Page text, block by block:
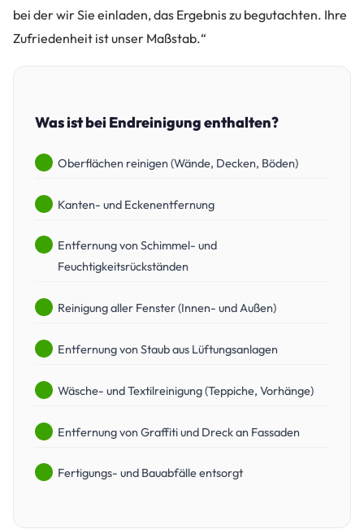
bei der wir Sie einladen, das Ergebnis zu begutachten. Ihre
Zufriedenheit ist unser Maßstab.“
Was ist bei Endreinigung enthalten?
Oberflächen reinigen (Wände, Decken, Böden)
Kanten- und Eckenentfernung
Entfernung von Schimmel- und
Feuchtigkeitsrückständen
Reinigung aller Fenster (Innen- und Außen)
Entfernung von Staub aus Lüftungsanlagen
Wäsche- und Textilreinigung (Teppiche, Vorhänge)
Entfernung von Graffiti und Dreck an Fassaden
Fertigungs- und Bauabfälle entsorgt